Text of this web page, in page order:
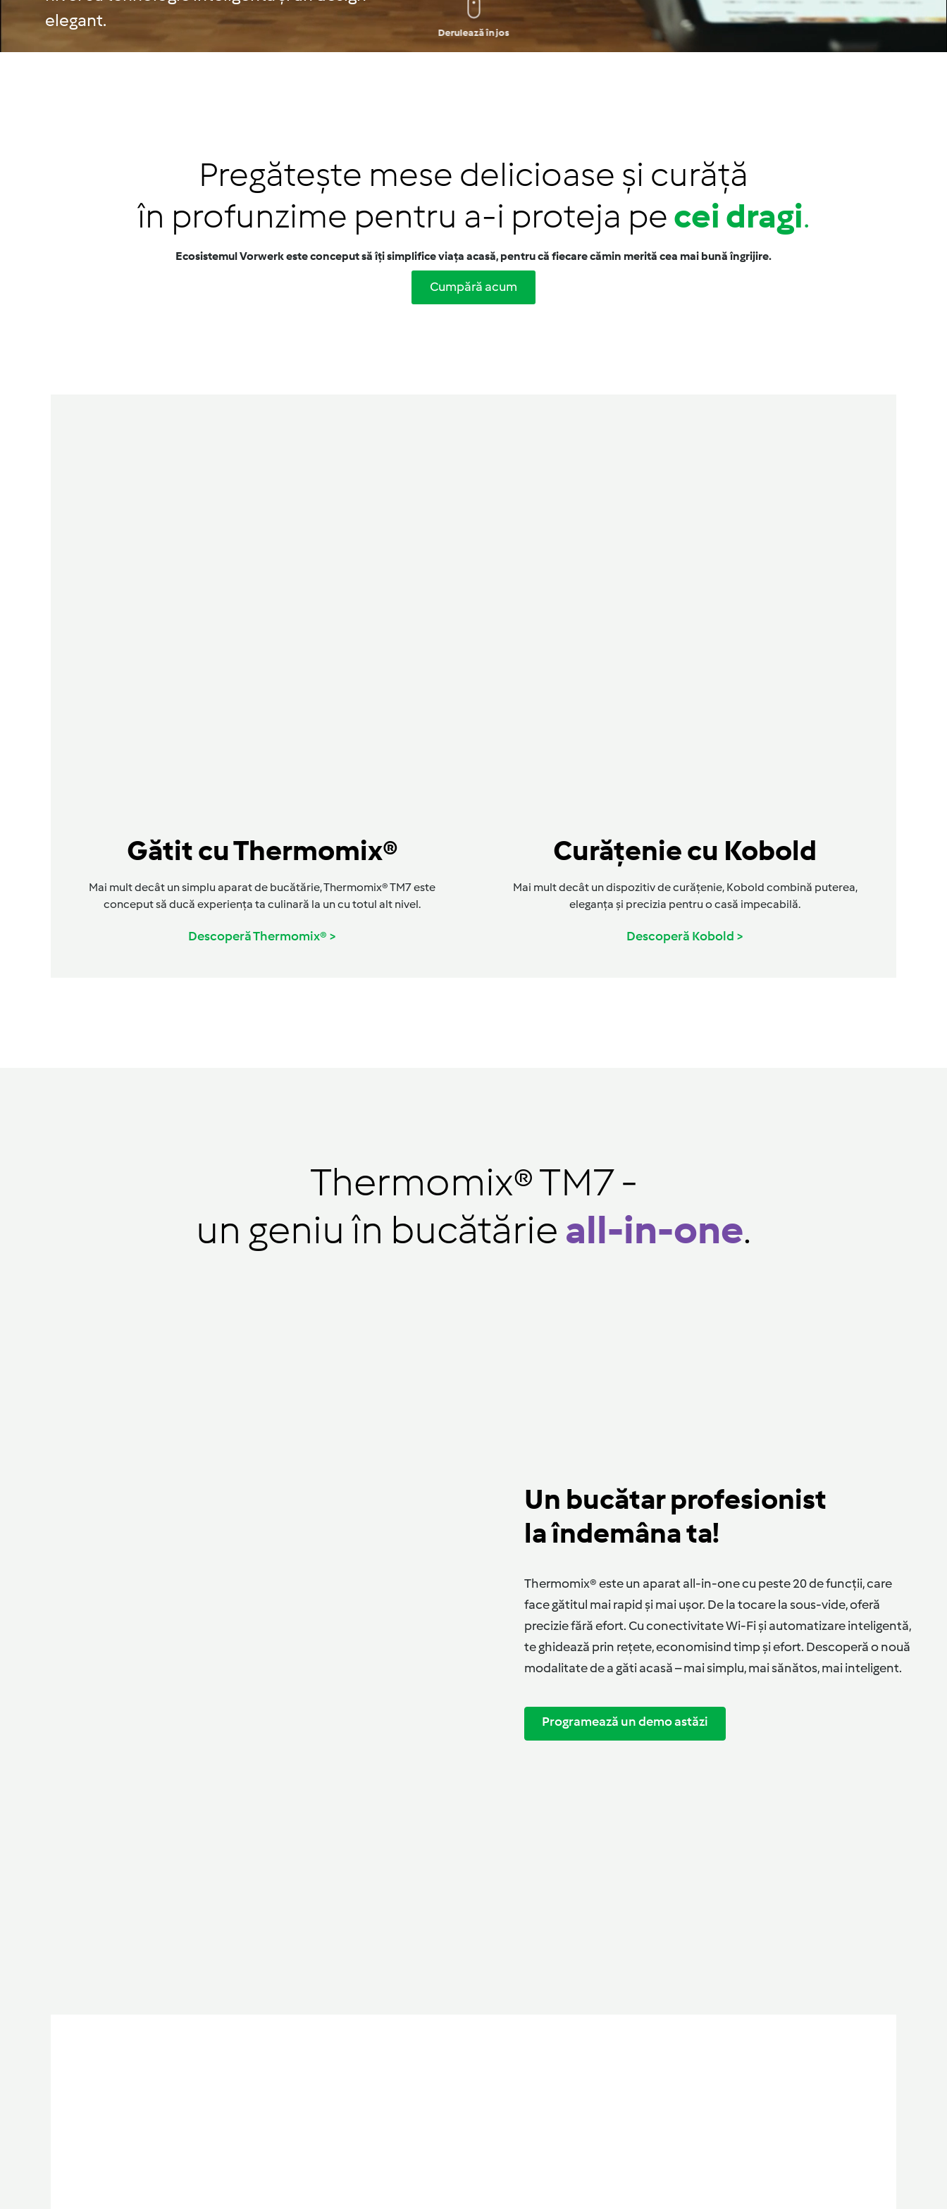
elegant.
Derulează în jos
Pregătește mese delicioase și curăță
în profunzime pentru a-i proteja pecei dragi.
Ecosistemul Vorwerk este conceput să îți simplifice viața acasă, pentru că fiecare cămin merită cea mai bună îngrijire.
Cumpără acum
Gătit cu Thermomix®
Mai mult decât un simplu aparat de bucătărie, Thermomix® TM7 este
conceput să ducă experiența ta culinară la un cu totul alt nivel.
Descoperă Thermomix® >
Curățenie cu Kobold
Mai mult decât un dispozitiv de curățenie, Kobold combină puterea,
eleganța și precizia pentru o casă impecabilă.
Descoperă Kobold >
Thermomix® TM7 -
un geniu în bucătărie all-in-one.
Un bucătar profesionist
la îndemâna ta!
Thermomix® este un aparat all-in-one cu peste 20 de funcții, care
face gătitul mai rapid și mai ușor. De la tocare la sous-vide, oferă
precizie fără efort. Cu conectivitate Wi-Fi și automatizare inteligentă,
te ghidează prin rețete, economisind timp și efort. Descoperă o nouă
modalitate de a găti acasă – mai simplu, mai sănătos, mai inteligent.
Programează un demo astăzi